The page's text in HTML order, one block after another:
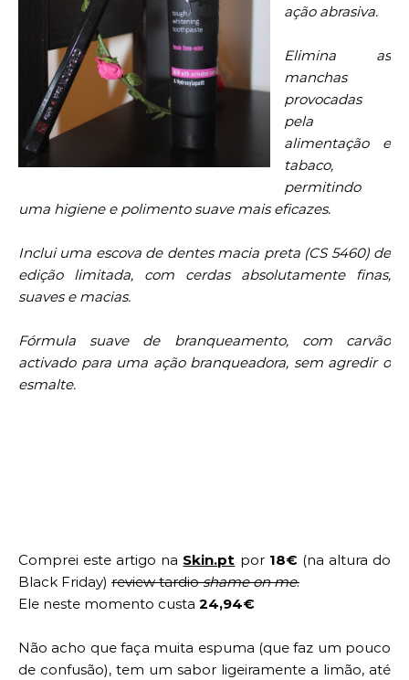
ação abrasiva.
Elimina as
manchas
provocadas
pela
alimentação e
tabaco,
permitindo
uma higiene e polimento suave mais eficazes.
Inclui uma escova de dentes macia preta (CS 5460) de
edição limitada, com cerdas absolutamente finas,
suaves e macias.
Fórmula suave de branqueamento, com carvão
activado para uma ação branqueadora, sem agredir o
esmalte.
Comprei este artigo na Skin.pt por 18€(na altura do
Black Friday) review tardioshame on me.
Ele neste momento custa 24,94€
Não acho que faça muita espuma (que faz um pouco
de confusão), tem um sabor ligeiramente a limão, até